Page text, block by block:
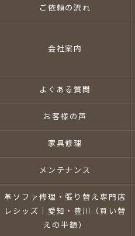
ご依頼の流れ
会社案内
よくある質問
お客様の声
家具修理
メンテナンス
革ソファ修理・張り替え専門店
レシッズ｜愛知・豊川（買い替
えの半額）